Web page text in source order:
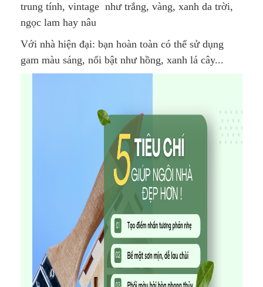
trung tính, vintage như trắng, vàng, xanh da trời,
ngọc lam hay nâu
Với nhà hiện đại: bạn hoàn toàn có thể sử dụng
gam màu sáng, nổi bật như hồng, xanh lá cây...